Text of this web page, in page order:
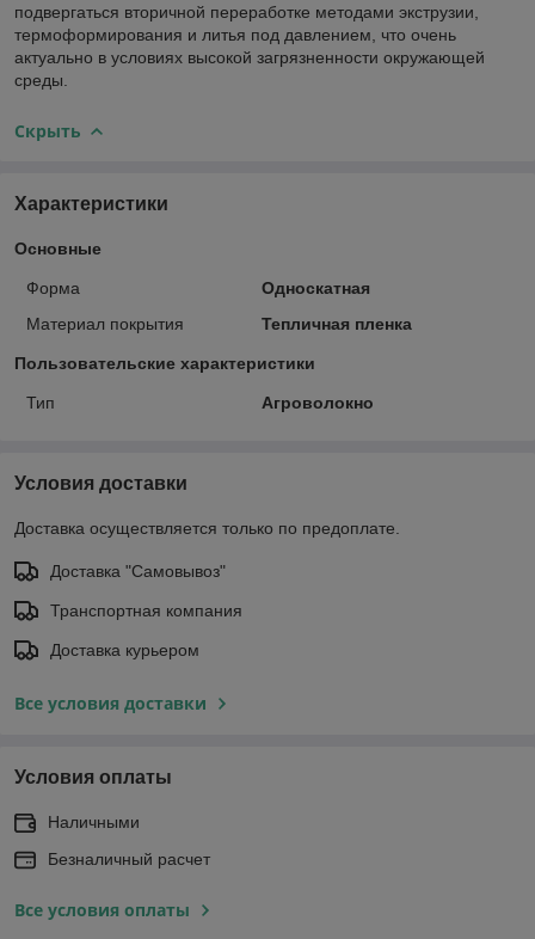
подвергаться вторичной переработке методами экструзии,
термоформирования и литья под давлением, что очень
актуально в условиях высокой загрязненности окружающей
среды.
Скрыть
Характеристики
Основные
Форма
Односкатная
Материал покрытия
Тепличная пленка
Пользовательские характеристики
Тип Агроволокно
Условия доставки
Доставка осуществляется только по предоплате.
Доставка "Самовывоз"
Транспортная компания
Доставка курьером
Все условия доставки
Условия оплаты
Наличными
Безналичный расчет
Все условия оплаты